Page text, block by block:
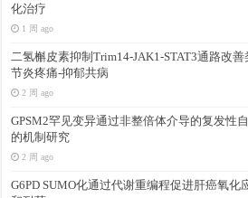
化治疗
1 周 ago
二氢槲皮素抑制Trim14-JAK1-STAT3通路改善
节炎疼痛-抑郁共病
2 周 ago
GPSM2罕见变异通过非整倍体介导的复发性
的机制研究
2 周 ago
G6PD SUMO化通过代谢重编程促进肝癌氧化